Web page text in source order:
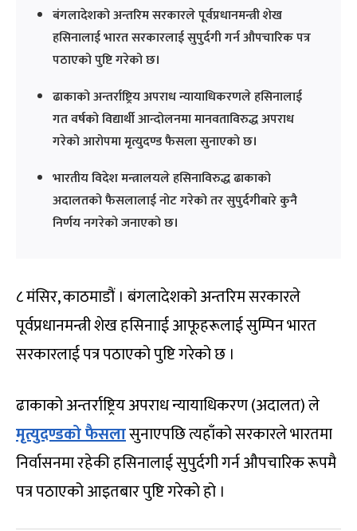
बंगलादेशको अन्तरिम सरकारले पूर्वप्रधानमन्त्री शेख
हसिनालाई भारत सरकारलाई सुपुर्दगी गर्न औपचारिक पत्र
पठाएको पुष्टि गरेको छ।
ढाकाको अन्तर्राष्ट्रिय अपराध न्यायाधिकरणले हसिनालाई
गत वर्षको विद्यार्थी आन्दोलनमा मानवताविरुद्ध अपराध
गरेको आरोपमा मृत्युदण्ड फैसला सुनाएको छ।
भारतीय विदेश मन्त्रालयले हसिनाविरुद्ध ढाकाको
अदालतको फैसलालाई नोट गरेको तर सुपुर्दगीबारे कुनै
निर्णय नगरेको जनाएको छ।
८ मंसिर, काठमाडौं । बंगलादेशको अन्तरिम सरकारले
पूर्वप्रधानमन्त्री शेख हसिनााई आफूहरूलाई सुम्पिन भारत
सरकारलाई पत्र पठाएको पुष्टि गरेको छ ।
ढाकाको अन्तर्राष्ट्रिय अपराध न्यायाधिकरण (अदालत) ले
मृत्युदण्डको फैसलासुनाएपछि त्यहाँको सरकारले भारतमा
निर्वासनमा रहेकी हसिनालाई सुपुर्दगी गर्न औपचारिक रूपमै
पत्र पठाएको आइतबार पुष्टि गरेको हो ।